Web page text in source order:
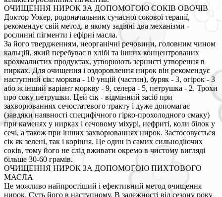
ОЧИЩЕННЯ НИРОК ЗА ДОПОМОГОЮ СОКІВ ОВОЧІВ
Доктор Уокер, родоначальник сучасної сокової терапії,
рекомендує свій метод, в якому задіяні два механізми -
рослинні пігменти і ефірні масла.
За його твердженням, неорганічні речовини, головним чином
кальцій, який перебуває в хлібі та інших концентрованих
крохмалистих продуктах, утворюють зернисті утворення в
нирках. Для очищення і оздоровлення нирок він рекомендує
наступний сік: морква - 10 унцій (частин), буряк - 3, огірок - 3
або ж інший варіант моркву - 9, селера - 5, петрушка - 2. Трохи
про соку петрушки. Цей сік - відмінний засіб при
захворюваннях сечостатевого тракту і дуже допомагає
(завдяки наявності специфічного гірко-прохолодного смаку)
при каменях у нирках і сечовому міхурі, нефриті, коли білок у
сечі, а також при інших захворюваннях нирок. Застосовується
сік як зелені, так і коріння. Це один із самих сильнодіючих
соків, тому його не слід вживати окремо в чистому вигляді
більше 30-60 грамів.
ОЧИЩЕННЯ НИРОК ЗА ДОПОМОГОЮ ПИХТОВОГО
МАСЛА
Це можливо найпростіший і ефективний метод очищення
нирок. Суть його в наступному. В залежності від сезону року